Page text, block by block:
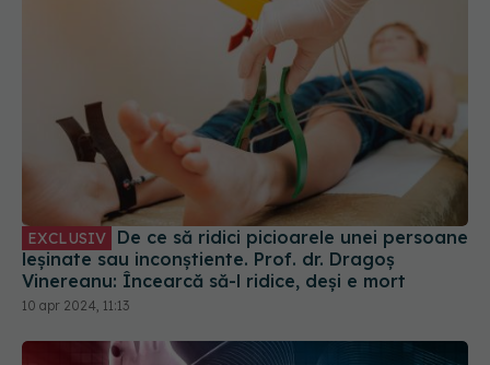
EXCLUSIV
leșinate sau inconștiente. Prof. dr. Dragoș
Vinereanu: Încearcă să-l ridice, deși e mort
10 apr 2024, 11:13